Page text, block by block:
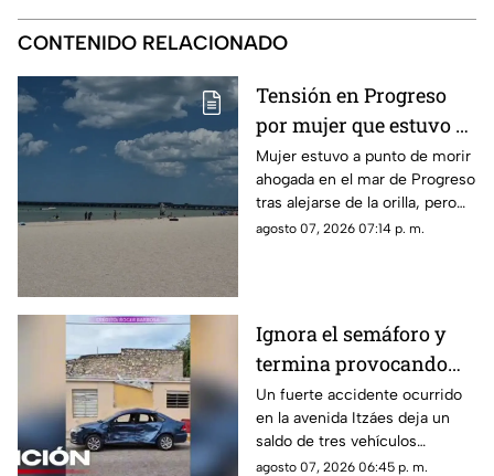
CONTENIDO RELACIONADO
Tensión en Progreso
por mujer que estuvo a
punto de morir
AHOGADA; esto se sabe
Mujer estuvo a punto de morir
ahogada en el mar de Progreso
tras alejarse de la orilla, pero
bañistas la rescataron y
agosto 07, 2026 07:14 p. m.
Ignora el semáforo y
termina provocando
un FUERTE ACCIDENTE
en la Avenida Itzáes;
¿hay heridos?
Un fuerte accidente ocurrido
en la avenida Itzáes deja un
saldo de tres vehículos
afectados luego de que una
agosto 07, 2026 06:45 p. m.